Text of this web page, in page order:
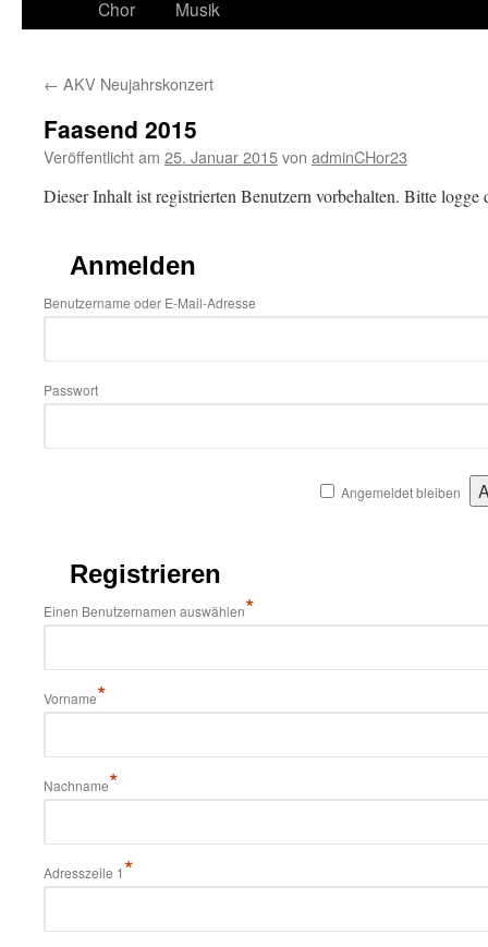
Chor
Musik
← AKV Neujahrskonzert
Faasend 2015
Veröffentlicht am 25. Januar 2015von adminCHor23
Dieser Inhalt ist registrierten Benutzern vorbehalten. Bitte
Anmelden
Benutzername oder E-Mail-Adresse
Passwort
Angemeldet bleiben
Registrieren
Einen Benutzernamen auswählen*
Vorname*
Nachname*
Adresszeile 1 *